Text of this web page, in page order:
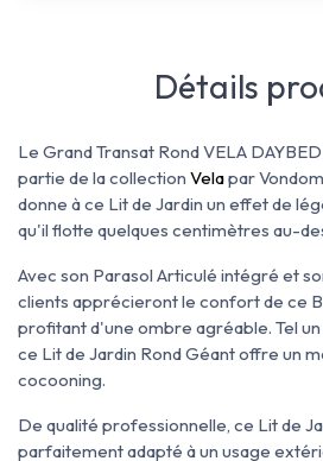
Détails
Le Grand Transat Rond VELA
partie de la collection Velapar
donne à ce Lit de Jardin un effet de
qu'il flotte quelques centimètres au-
Avec son Parasol Articulé intégré et
clients apprécieront le confort de ce
profitant d'une ombre agréable. Tel
ce Lit de Jardin Rond Géant offre un
cocooning.
De qualité professionnelle, ce Lit de
parfaitement adapté à un usage